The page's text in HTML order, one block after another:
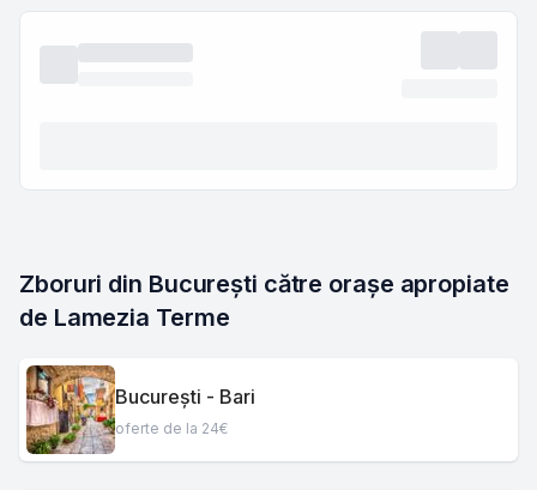
Zboruri din București către orașe apropiate
de Lamezia Terme
București - Bari
oferte de la 24€